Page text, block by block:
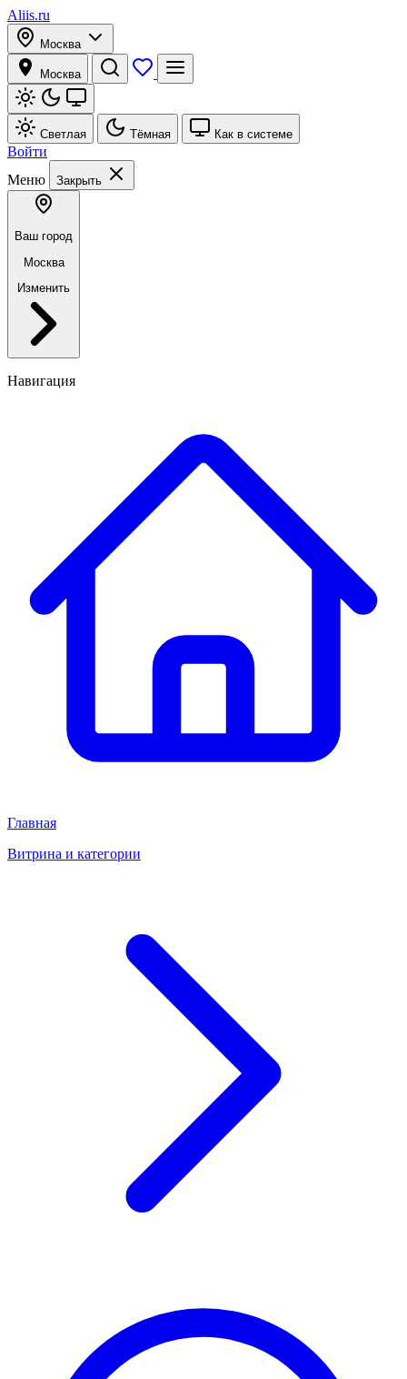
Aliis.ru
Москва
Москва
Светлая Тёмная Как в системе
Войти
Меню
Закрыть
Ваш город
Москва
Изменить
Навигация
Главная
Витрина и категории